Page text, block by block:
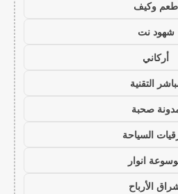
طعم وكيف
شهود نت
أركاني
التقنية
صحبة
السياحة
انوار
الأرباح